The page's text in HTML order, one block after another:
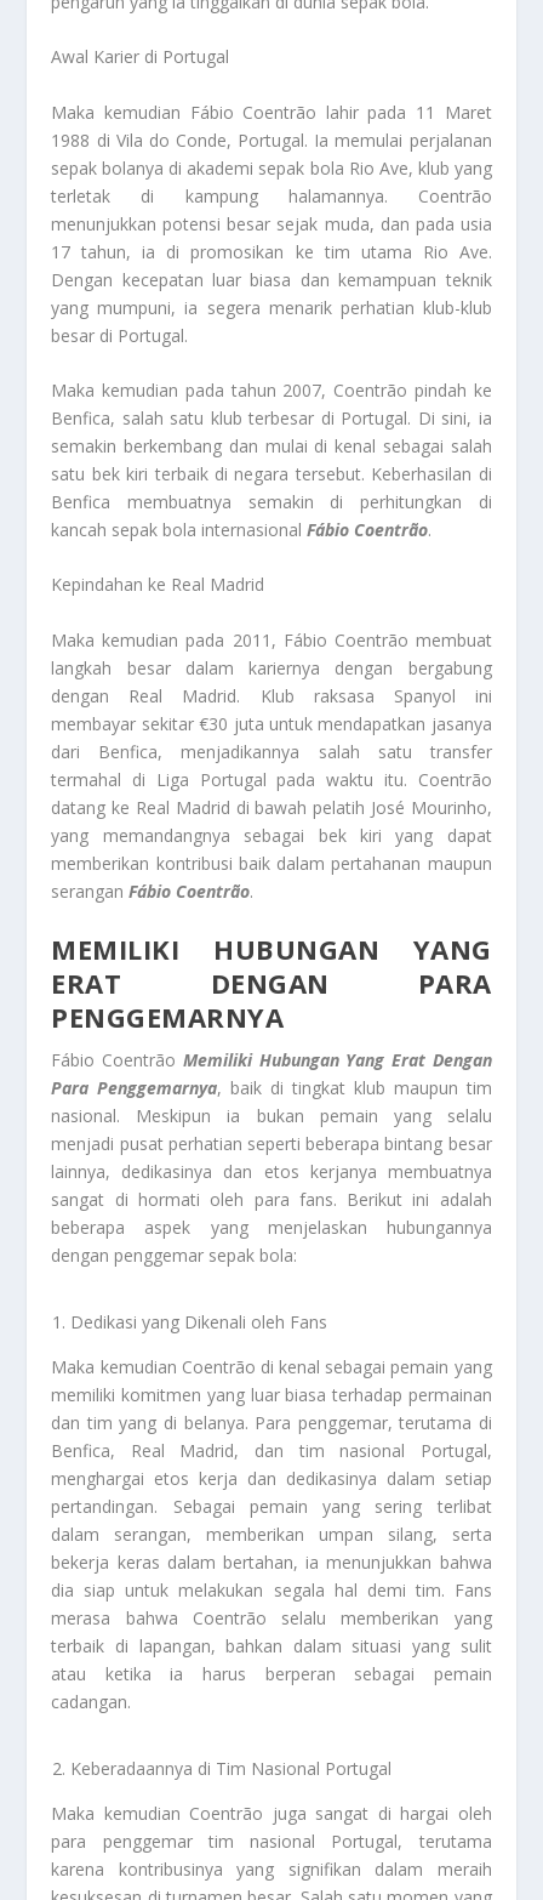
Awal Karier di Portugal
Maka kemudian Fábio Coentrão lahir pada 11 Maret
1988 di Vila do Conde, Portugal. Ia memulai perjalanan
sepak bolanya di akademi sepak bola Rio Ave, klub yang
terletak di kampung halamannya. Coentrão
menunjukkan potensi besar sejak muda, dan pada usia
17 tahun, ia di promosikan ke tim utama Rio Ave.
Dengan kecepatan luar biasa dan kemampuan teknik
yang mumpuni, ia segera menarik perhatian klub-klub
besar di Portugal.
Maka kemudian pada tahun 2007, Coentrão pindah ke
Benfica, salah satu klub terbesar di Portugal. Di sini, ia
semakin berkembang dan mulai di kenal sebagai salah
satu bek kiri terbaik di negara tersebut. Keberhasilan di
Benfica membuatnya semakin di perhitungkan di
kancah sepak bola internasional Fábio Coentrão.
Kepindahan ke Real Madrid
Maka kemudian pada 2011, Fábio Coentrão membuat
langkah besar dalam kariernya dengan bergabung
dengan Real Madrid. Klub raksasa Spanyol ini
membayar sekitar €30 juta untuk mendapatkan jasanya
dari Benfica, menjadikannya salah satu transfer
termahal di Liga Portugal pada waktu itu. Coentrão
datang ke Real Madrid di bawah pelatih José Mourinho,
yang memandangnya sebagai bek kiri yang dapat
memberikan kontribusi baik dalam pertahanan maupun
serangan Fábio Coentrão.
MEMILIKI HUBUNGAN YANG
ERAT DENGAN PARA
PENGGEMARNYA
Fábio Coentrão Memiliki Hubungan Yang Erat Dengan
Para Penggemarnya, baik di tingkat klub maupun tim
nasional. Meskipun ia bukan pemain yang selalu
menjadi pusat perhatian seperti beberapa bintang besar
lainnya, dedikasinya dan etos kerjanya membuatnya
sangat di hormati oleh para fans. Berikut ini adalah
beberapa aspek yang menjelaskan hubungannya
dengan penggemar sepak bola:
Dedikasi yang Dikenali oleh Fans
Maka kemudian Coentrão di kenal sebagai pemain yang
memiliki komitmen yang luar biasa terhadap permainan
dan tim yang di belanya. Para penggemar, terutama di
Benfica, Real Madrid, dan tim nasional Portugal,
menghargai etos kerja dan dedikasinya dalam setiap
pertandingan. Sebagai pemain yang sering terlibat
dalam serangan, memberikan umpan silang, serta
bekerja keras dalam bertahan, ia menunjukkan bahwa
dia siap untuk melakukan segala hal demi tim. Fans
merasa bahwa Coentrão selalu memberikan yang
terbaik di lapangan, bahkan dalam situasi yang sulit
atau ketika ia harus berperan sebagai pemain
cadangan.
Keberadaannya di Tim Nasional Portugal
Maka kemudian Coentrão juga sangat di hargai oleh
para penggemar tim nasional Portugal, terutama
karena kontribusinya yang signifikan dalam meraih